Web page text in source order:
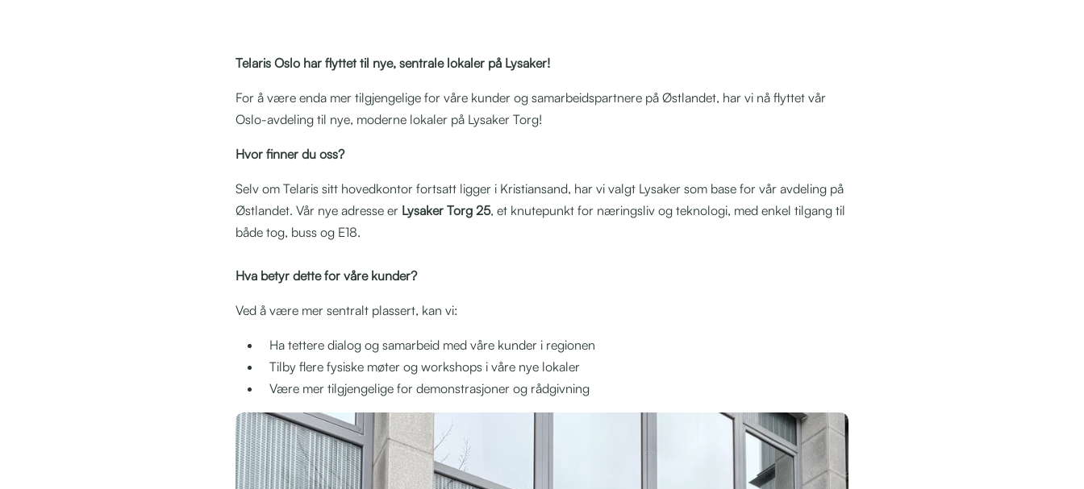
Telaris Oslo har flyttet til nye, sentrale lokaler på Lysaker!
For å være enda mer tilgjengelige for våre kunder og samarbeidspartnere på Østlandet, har vi nå flyttet vår
Oslo-avdeling til nye, moderne lokaler på Lysaker Torg!
Hvor finner du oss?
Selv om Telaris sitt hovedkontor fortsatt ligger i Kristiansand, har vi valgt Lysaker som base for vår avdeling på
Østlandet. Vår nye adresse er Lysaker Torg 25, et knutepunkt for næringsliv og teknologi, med enkel tilgang til
både tog, buss og E18.
Hva betyr dette for våre kunder?
Ved å være mer sentralt plassert, kan vi:
Ha tettere dialog og samarbeid med våre kunder i regionen
Tilby flere fysiske møter og workshops i våre nye lokaler
Være mer tilgjengelige for demonstrasjoner og rådgivning